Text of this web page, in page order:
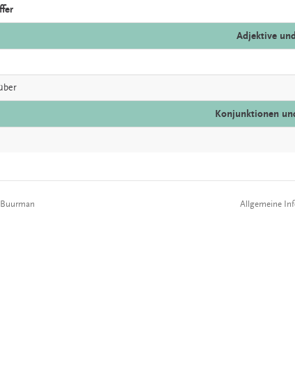
Adjektive
Konjunktionen
Buurman Allgemeine